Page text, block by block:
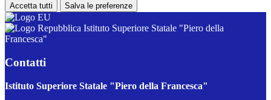
Accetta tutti Salva le preferenze
Istituto Superiore Statale "Piero della
Francesca"
Contatti
Istituto Superiore Statale "Piero della Francesca"